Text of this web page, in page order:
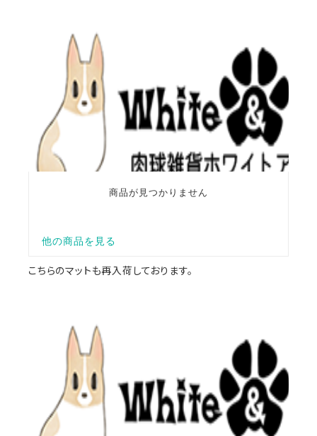
こちらのマットも再入荷しております。